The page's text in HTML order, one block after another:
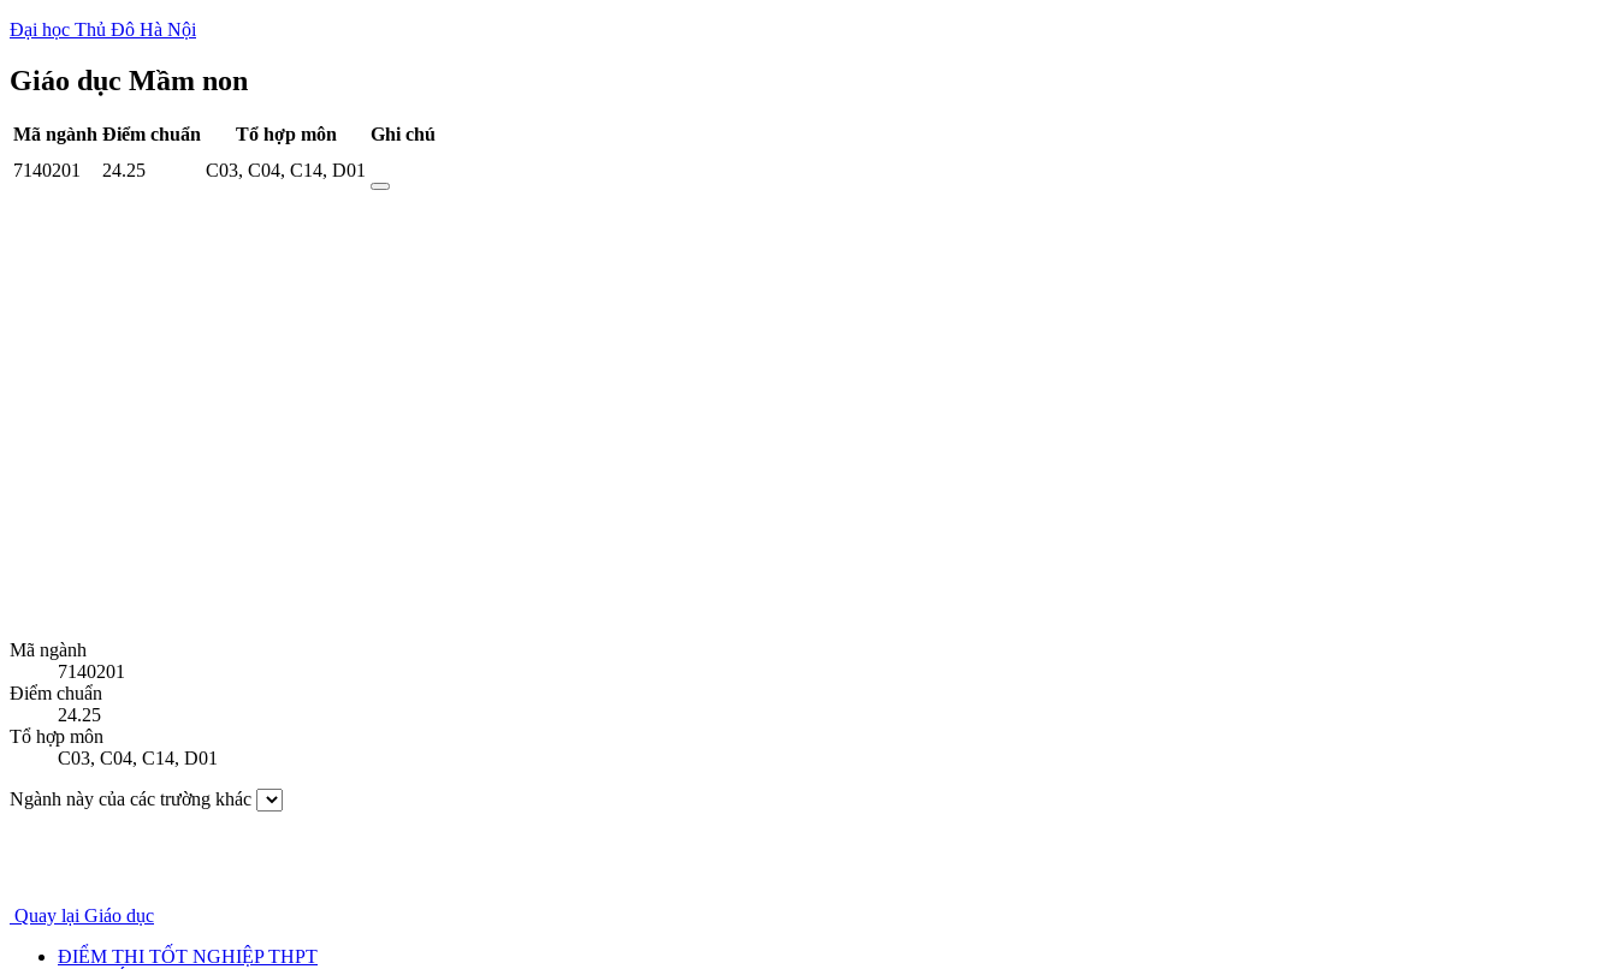
Đại học Thủ Đô Hà Nội
Giáo dục Mầm non
Mã ngành Điểm chuẩn Tổ hợp môn
Ghi chú
7140201
24.25 C03, C04, C14, D01
Mã ngành
7140201
Điểm chuẩn
24.25
Tổ hợp môn
C03, C04, C14, D01
Ngành này của các trường khác
Quay lại Giáo dục
ĐIỂM THI TỐT NGHIỆP THPT